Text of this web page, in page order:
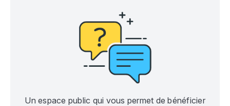
Un espace public qui vous permet de bénéficier